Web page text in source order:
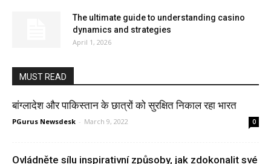
The ultimate guide to understanding casino
dynamics and strategies
April 1, 2026
MUST READ
बांग्लादेश और पाकिस्तान के छात्रों को सुरक्षित निकाल रहा भारत
PGurus Newsdesk - March 9, 2022 0
Ovládněte sílu inspirativní způsoby, jak zdokonalit své